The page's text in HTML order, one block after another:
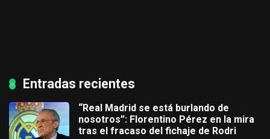
Entradas recientes
“Real Madrid se está burlando de
nosotros”: Florentino Pérez en la mira
tras el fracaso del fichaje de Rodri